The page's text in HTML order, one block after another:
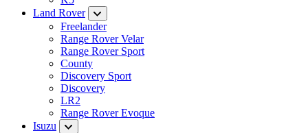
Land Rover
Freelander
Range Rover Velar
Range Rover Sport
County
Discovery Sport
Discovery
LR2
Range Rover Evoque
Isuzu